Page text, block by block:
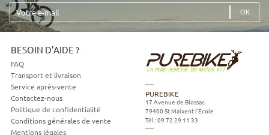
Votre
e-
mail
BESOIN D'AIDE ?
FAQ
Transport et livraison
Service après-vente
Contactez-nous
Politique de confidentialité
Conditions générales de vente
Mentions légales
PUREBIKE
17 Avenue de Blossac
79400 St Maixent l'Ecole
Tél :09 72 29 11 33